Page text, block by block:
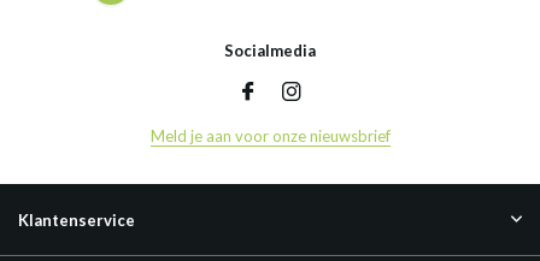
Socialmedia
Meld je aan voor onze nieuwsbrief
Klantenservice